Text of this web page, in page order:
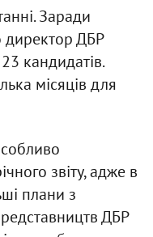
Заради
директор ДБР
кандидатів.
місяців для
звіту, адже в
плани з
ДБР